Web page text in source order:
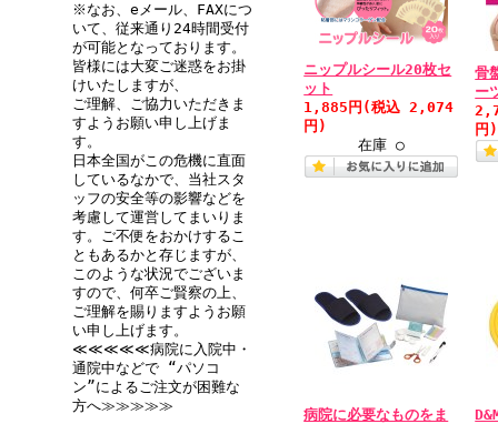
※なお、eメール、FAXにつ
いて、従来通り24時間受付
が可能となっております。
皆様には大変ご迷惑をお掛
けいたしますが、
ご理解、ご協力いただきま
すようお願い申し上げま
す。
日本全国がこの危機に直面
しているなかで、当社スタ
ッフの安全等の影響などを
考慮して運営してまいりま
す。ご不便をおかけするこ
ともあるかと存じますが、
このような状況でございま
すので、何卒ご賢察の上、
ご理解を賜りますようお願
い申し上げます。
≪≪≪≪≪病院に入院中・
通院中などで “パソコ
ン”によるご注文が困難な
方へ≫≫≫≫≫
ニップルシール20枚セ
ット
1,885円 (税込 2,074
円)
在庫 ○
骨
ー
円)
病院に必要なものをま